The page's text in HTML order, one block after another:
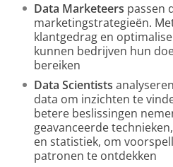
Data Marketeers passen
marketingstrategieën.
klantgedrag en
kunnen bedrijven hun
bereiken
Data Scientists
data om inzichten te
betere beslissingen
geavanceerde
en statistiek, om
patronen te ontdekken